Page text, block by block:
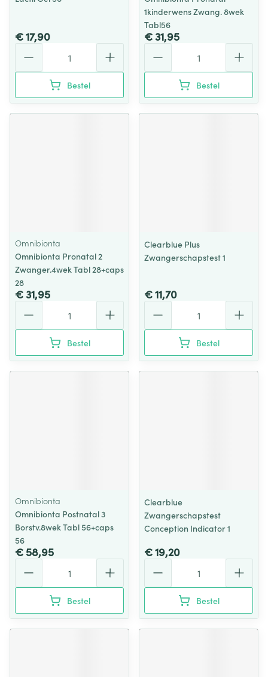
€ 17,90
Bestel
1kinderwens Zwang. 8wek
Tabl56
€ 31,95
Bestel
Omnibionta
Omnibionta Pronatal 2
Zwanger.4wek Tabl 28+caps
28
€ 31,95
Bestel
Clearblue Plus
Zwangerschapstest 1
€ 11,70
Bestel
Omnibionta
Omnibionta Postnatal 3
Borstv.8wek Tabl 56+caps
56
€ 58,95
Bestel
Clearblue
Zwangerschapstest
Conception Indicator 1
€ 19,20
Bestel